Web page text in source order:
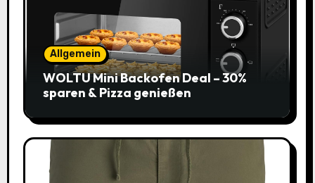
Allgemein
WOLTU Mini Backofen Deal – 30%
sparen & Pizza genießen